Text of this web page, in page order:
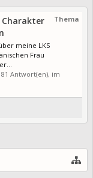
Thema
Charakter
meine LKS
Frau
Antwort(en), im